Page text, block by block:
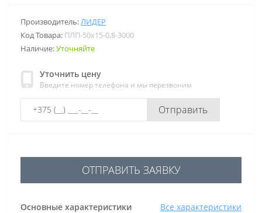
Производитель:ЛИДЕР
Код Товара: ПЛП-50х15-0,8-3000
Наличие:Уточняйте
Уточнить цену
Введите номер телефона и мы перезвоним
Отправить
Основные характеристики Все характеристики
ОТПРАВИТЬ ЗАЯВКУ